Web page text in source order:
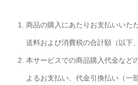
商品の購入にあたりお支払いいた
送料および消費税の合計額（以下
本サービスでの商品購入代金など
よるお支払い、代金引換払い（一